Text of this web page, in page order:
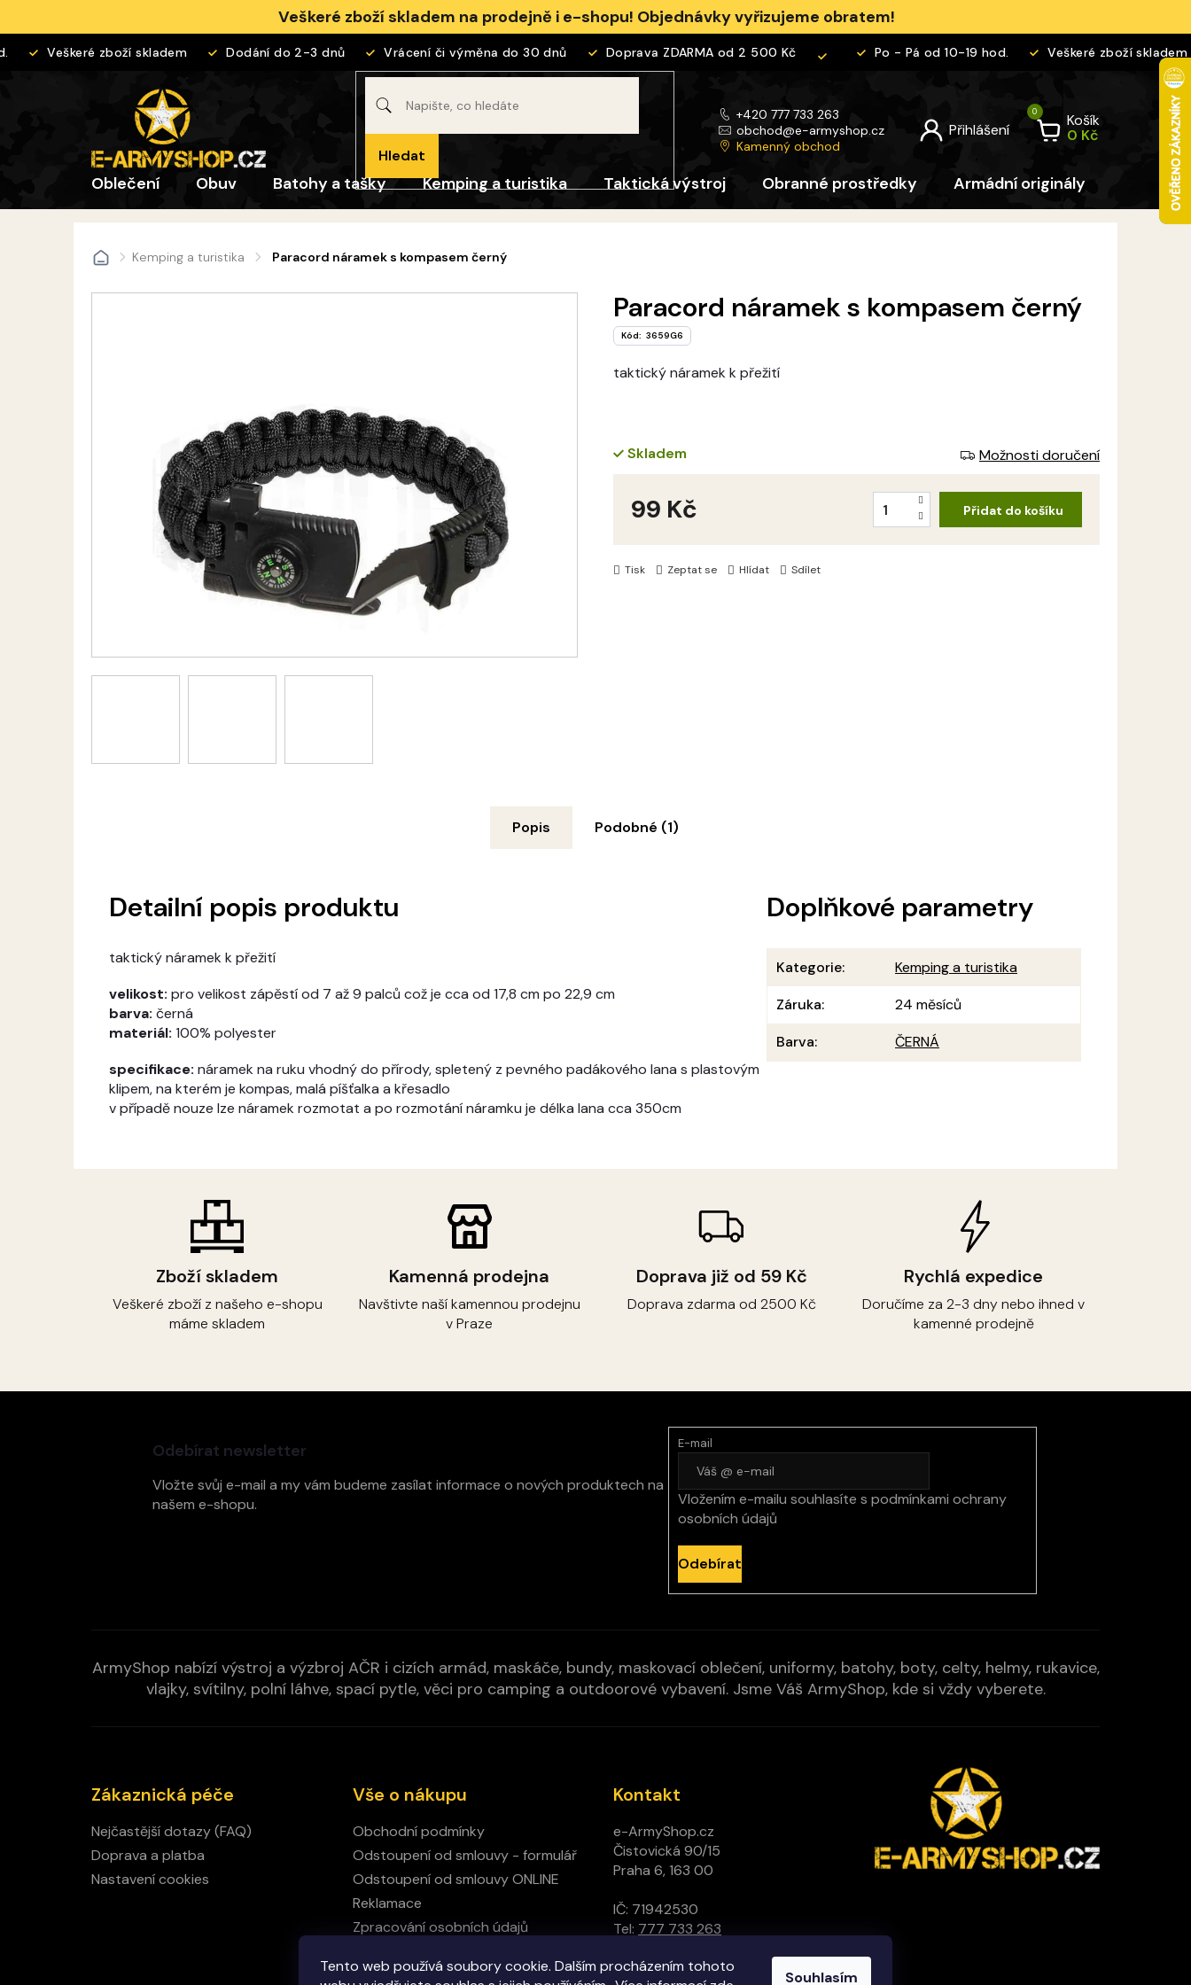
Tento web používá soubory cookie. Dalším procházením tohoto
Souhlasím
obsah
Veškeré zboží skladem na prodejně i e-shopu! Objednávky vyřizujeme obratem!
Veškeré zboží skladem Dodání do 2-3 dnů Vrácení či výměna do 30 dnů Doprava ZDARMA od 2 500 Kč Po - Pá od 10-19 hod. Veškeré zboží skladem
Hledat
+420 777 733 263
obchod@e-armyshop.cz
Kamenný obchod
Košík
Oblečení Obuv Batohy a tašky Kemping a turistika Taktická výstroj Obranné prostředky Armádní originály Pro děti
DomůKemping a turistika Paracord náramek s kompasem černý
taktický náramek k přežití
Tisk Zeptat se Hlídat Sdílet
Paracord náramek s kompasem černý
Kód: 3659G6
Skladem Možnosti doručení
99 Kč Přidat do košíku
Zboží skladem
Veškeré zboží z našeho e-shopu
máme skladem
Kamenná prodejna
Navštivte naší kamennou prodejnu
v Praze
Doprava již od 59 Kč
Doprava zdarma od 2500 Kč
Rychlá expedice
Doručíme za 2-3 dny nebo ihned v
kamenné prodejně
Popis Podobné (1)
Detailní popis produktu
taktický náramek k přežití
velikost: pro velikost zápěstí od 7 až 9 palců což je cca od 17,8 cm po 22,9 cm
barva: černá
materiál: 100% polyester
specifikace: náramek na ruku vhodný do přírody, spletený z pevného padákového lana s plastovým
klipem, na kterém je kompas, malá píšťalka a křesadlo
v případě nouze lze náramek rozmotat a po rozmotání náramku je délka lana cca 350cm
Doplňkové parametry
Kategorie:
Kemping a turistika
Záruka:
24 měsíců
Barva: ČERNÁ
Odebírat newsletter
Vložte svůj e-mail a my vám budeme zasílat informace o nových produktech na
našem e-shopu.
E-mail
Vložením e-mailu souhlasíte s podmínkami ochrany
osobních údajů
Odebírat
ArmyShop nabízí výstroj a výzbroj AČR i cizích armád, maskáče, bundy, maskovací oblečení, uniformy, batohy, boty, celty, helmy, rukavice,
vlajky, svítilny, polní láhve, spací pytle, věci pro camping a outdoorové vybavení. Jsme Váš ArmyShop, kde si vždy vyberete.
Zákaznická péče
Nejčastější dotazy (FAQ)
Doprava a platba
Nastavení cookies
Vše o nákupu
Obchodní podmínky
Odstoupení od smlouvy - formulář
Odstoupení od smlouvy ONLINE
Reklamace
Zpracování osobních údajů
Kontakt
Kontakt
e-ArmyShop.cz
Čistovická 90/15
Praha 6, 163 00
IČ: 71942530
Tel: 777 733 263